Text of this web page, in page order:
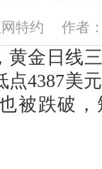
特约 作者
金日线三
点4387美
被跌破